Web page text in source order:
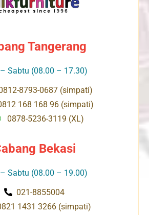
Tangerang
Sabtu (08.00 – 17.30)
8793-0687 (simpati)
168 168 96 (simpati)
0878-5236-3119 (XL)
Bekasi
Sabtu (08.00 – 19.00)
021-8855004
1431 3266 (simpati)